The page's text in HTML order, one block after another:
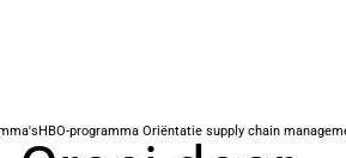
HBO-programma Oriëntatie supply chain